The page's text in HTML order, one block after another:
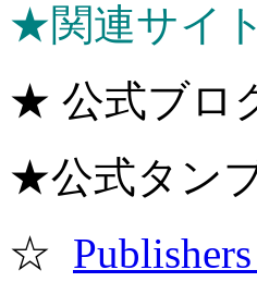
★関連サイ
★ 公式ブ
★公式タン
☆